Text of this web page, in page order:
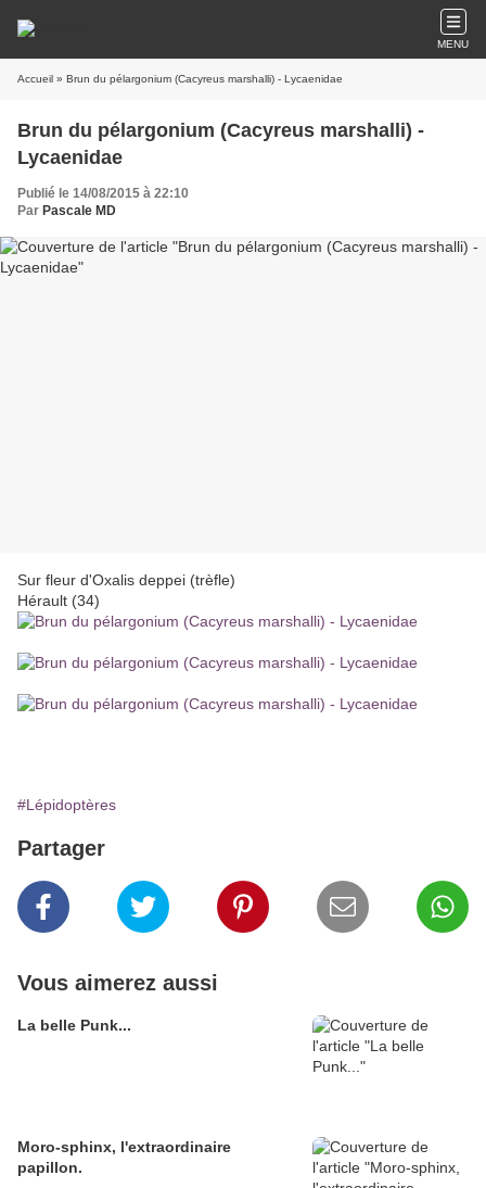
MENU
Accueil » Brun du pélargonium (Cacyreus marshalli) - Lycaenidae
Brun du pélargonium (Cacyreus marshalli) -
Lycaenidae
Publié le 14/08/2015 à 22:10
Par Pascale MD
Sur fleur d'Oxalis deppei (trèfle)
Hérault (34)
#Lépidoptères
Partager
Vous aimerez aussi
La belle Punk...
Moro-sphinx, l'extraordinaire
papillon.